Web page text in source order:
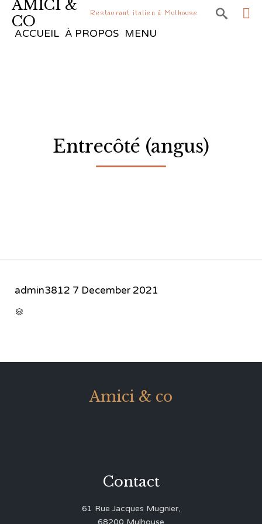
AMICI &
CO
Restaurant italien à Mulhouse 
ACCUEIL À PROPOS MENU
Entrecôté (angus)
admin3812 7 December 2021

Amici & co
Contact
61 Rue Jacques Mugnier,